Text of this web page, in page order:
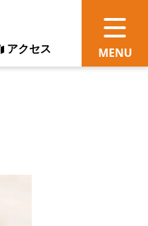
アクセス